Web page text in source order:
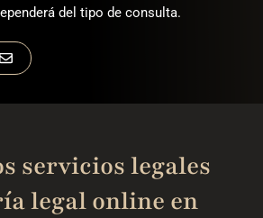
del tipo de consulta.
servicios legales
legal online​ en